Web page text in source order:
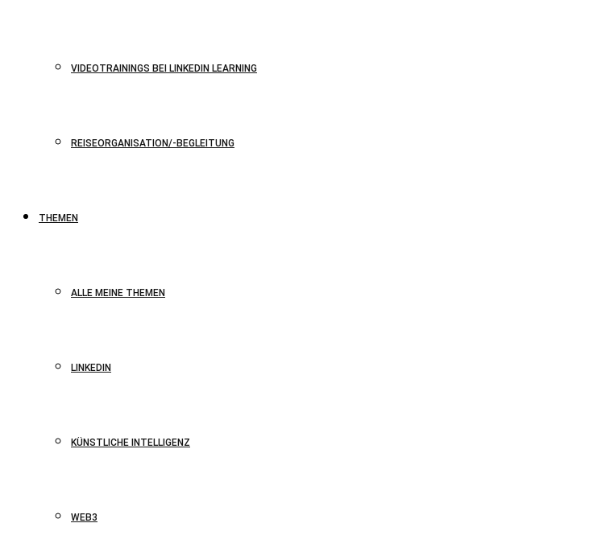
VIDEOTRAININGS BEI LINKEDIN LEARNING
REISEORGANISATION/-BEGLEITUNG
THEMEN
ALLE MEINE THEMEN
LINKEDIN
KÜNSTLICHE INTELLIGENZ
WEB3